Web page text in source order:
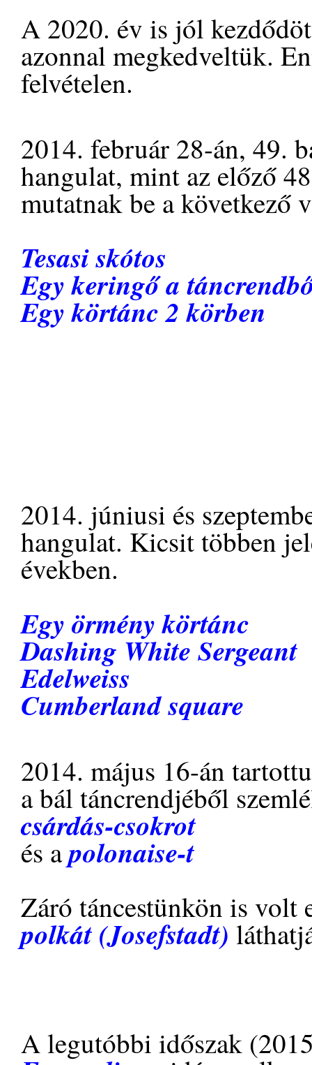
A 2020. év is jól
azonnal megkedveltük.
felvételen.
2014. február 28-án, 49.
hangulat, mint az előző
mutatnak be a következő
Tesasi skótos
Egy keringő a
Egy körtánc 2 körben
2014. júniusi és
hangulat. Kicsit többen
években.
Egy örmény körtánc
Dashing White Sergeant
Edelweiss
Cumberland square
2014. május 16-án
a bál táncrendjéből
csárdás-csokrot
és apolonaise-t
Záró táncestünkön is volt
polkát (Josefstadt)
A legutóbbi időszak